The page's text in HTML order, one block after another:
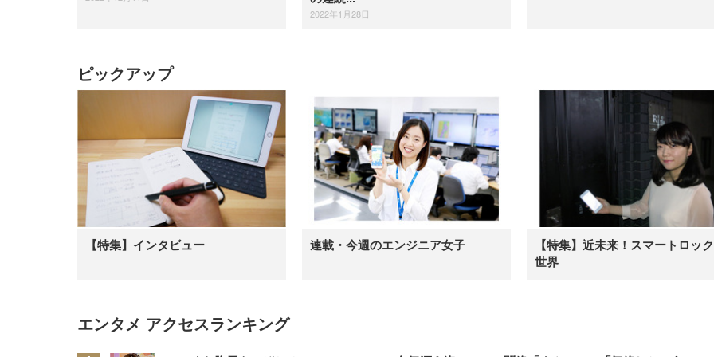
2022年1月28日
ピックアップ
【特集】インタビュー 連載・今週のエンジニア女子
【特集】近未来！スマートロッ
世界
エンタメ アクセスランキング